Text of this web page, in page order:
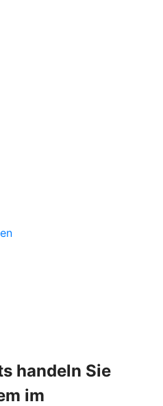
handeln Sie
im